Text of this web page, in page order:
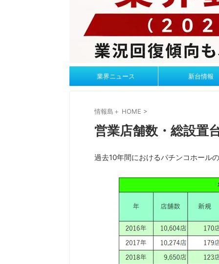
業界ニュース 新台情報
情報島＋ HOME >
営業店舗数・総設置
過去10年間におけるパチンコホール